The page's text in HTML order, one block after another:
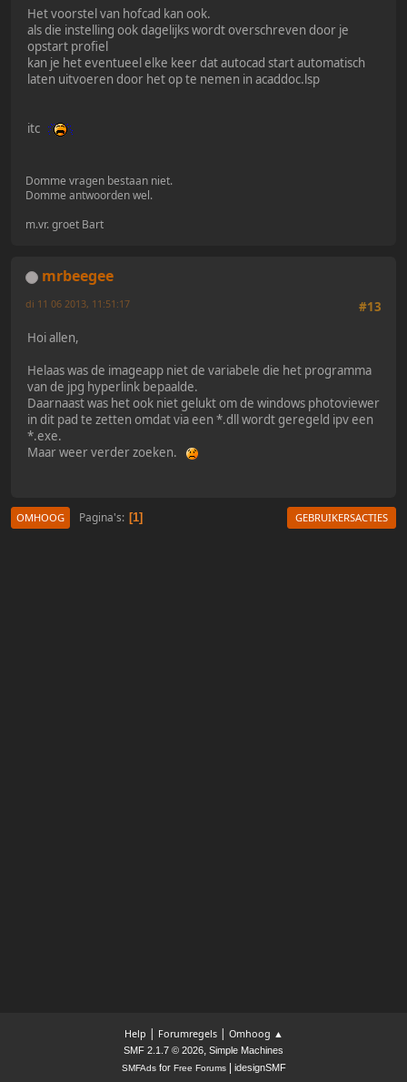
Het voorstel van hofcad kan ook.
als die instelling ook dagelijks wordt overschreven door je
opstart profiel
kan je het eventueel elke keer dat autocad start automatisch
laten uitvoeren door het op te nemen in acaddoc.lsp
itc
Domme vragen bestaan niet.
Domme antwoorden wel.
m.vr. groet Bart
mrbeegee
#13
di 11 06 2013, 11:51:17
Hoi allen,
Helaas was de imageapp niet de variabele die het programma
van de jpg hyperlink bepaalde.
Daarnaast was het ook niet gelukt om de windows photoviewer
in dit pad te zetten omdat via een *.dll wordt geregeld ipv een
*.exe.
Maar weer verder zoeken.
OMHOOG Pagina's 1 GEBRUIKERSACTIES
Help | Forumregels| Omhoog ▲
SMF 2.1.7 © 2026, Simple Machines
SMFAdsfor Free Forums| idesignSMF